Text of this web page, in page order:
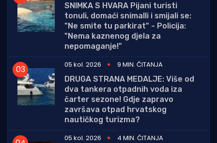
SNIMKA S HVARA Pijani turisti
tonuli, domaći snimalli i smijali se:
"Ne smite tu parkirat" - Policija:
"Nema kaznenog djela za
nepomaganje!"
05 kol. 2026
9 MIN. ČITANJA
DRUGA STRANA MEDALJE: Više od
dva tankera otpadnih voda iza
čarter sezone! Gdje zapravo
završava otpad hrvatskog
nautičkog turizma?
05 kol. 2026
4 MIN. ČITANJA